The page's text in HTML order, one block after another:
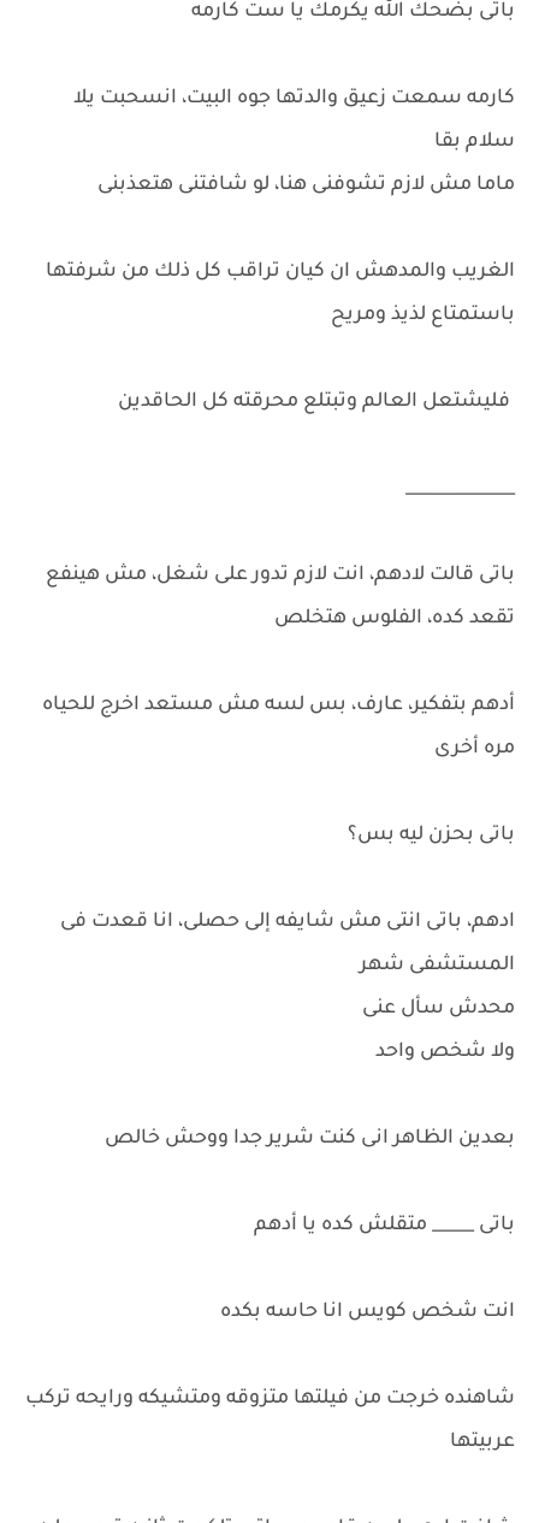
باتى بضحك الله يكرمك يا ست كارمه
كارمه سمعت زعيق والدتها جوه البيت، انسحبت يلا
سلام بقا
ماما مش لازم تشوفنى هنا، لو شافتنى هتعذبنى
الغريب والمدهش ان كيان تراقب كل ذلك من شرفتها
باستمتاع لذيذ ومريح
فليشتعل العالم وتبتلع محرقته كل الحاقدين
_____________
باتى قالت لادهم، انت لازم تدور على شغل، مش هينفع
تقعد كده، الفلوس هتخلص
أدهم بتفكير، عارف، بس لسه مش مستعد اخرج للحياه
مره أخرى
باتى بحزن ليه بس؟
ادهم، باتى انتى مش شايفه إلى حصلى، انا قعدت فى
المستشفى شهر
محدش سأل عنى
ولا شخص واحد
بعدين الظاهر انى كنت شرير جدا ووحش خالص
باتى _____ متقلش كده يا أدهم
انت شخص كويس انا حاسه بكده
شاهنده خرجت من فيلتها متزوقه ومتشيكه ورايحه تركب
عربيتها